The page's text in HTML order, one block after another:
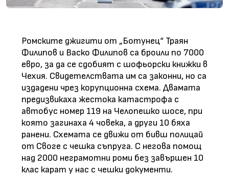
Ромските джигити от „Ботунец“ Траян
Филипов и Васко Филипов са броили по 7000
евро, за да се сдобият с шофьорски книжки в
Чехия. Свидетелствата им са законни, но са
издадени чрез корупционна схема. Двамата
предизвикаха жестока катастрофа с
автобус номер 119 на Челопешко шосе, при
която загинаха 4 човека, а други 10 бяха
ранени. Схемата се движи от бивш полицай
от Своге с чешка съпруга. С негова помощ
над 2000 неграмотни роми без завършен 10
клас карат у нас с чешки документи.